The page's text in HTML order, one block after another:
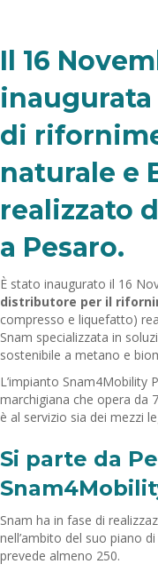
Il 16
di
naturale e
realizzato
a Pesaro.
È stato inaugurato il 16
distributore per il
compresso e liquefatto)
Snam specializzata in
sostenibile a metano e
L’impianto Snam4Mobility
marchigiana che opera da
è al servizio sia dei mezzi
Si parte da
Snam ha in fase di
nell’ambito del suo piano
prevede almeno 250.